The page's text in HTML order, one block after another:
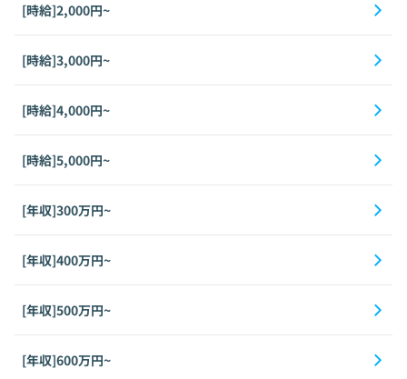
[時給]2,000円~
[時給]3,000円~
[時給]4,000円~
[時給]5,000円~
[年収]300万円~
[年収]400万円~
[年収]500万円~
[年収]600万円~